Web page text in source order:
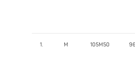
1. M 105M50